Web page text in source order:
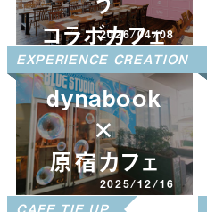
2026/04/08
コラボカフェ
CAFE JACK
EXPERIENCE CREATION
2025/12/16
dynabook
×
原宿カフェ